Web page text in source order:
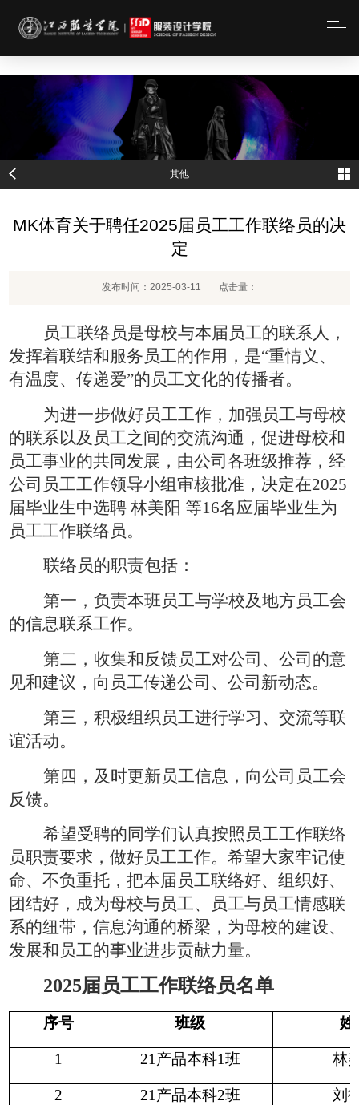
其他
MK体育关于聘任2025届员工工作联络员的决
定
发布时间：2025-03-11 点击量：
员工联络员是母校与本届员工的联系人，
发挥着联结和服务员工的作用，是“重情义、
有温度、传递爱”的员工文化的传播者。
为进一步做好员工工作，加强员工与母校
的联系以及员工之间的交流沟通，促进母校和
员工事业的共同发展，由公司各班级推荐，经
公司员工工作领导小组审核批准，决定在2025
届毕业生中选聘 林美阳 等16名应届毕业生为
员工工作联络员。
联络员的职责包括：
第一，负责本班员工与学校及地方员工会
的信息联系工作。
第二，收集和反馈员工对公司 、公司 的意
见和建议，向员工传递公司 、公司 新动态。
第三，积极组织员工进行学习、交流等联
谊活动。
第四，及时更新员工信息，向公司 员工会
反馈。
希望受聘的同学们认真按照员工工作联络
员职责要求，做好员工工作。希望大家牢记使
命、不负重托，把本届员工联络好、组织好、
团结好，成为母校与员工、员工与员工情感联
系的纽带，信息沟通的桥梁，为母校的建设、
发展和员工的事业进步贡献力量。
2025届员工工作联络员名单
序号 班级 姓
1 21产品本科1班 林
2 21产品本科2班 刘